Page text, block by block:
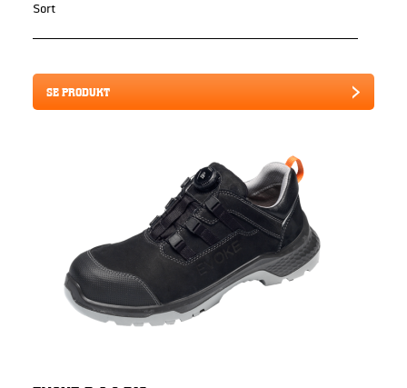
Sort
SE PRODUKT